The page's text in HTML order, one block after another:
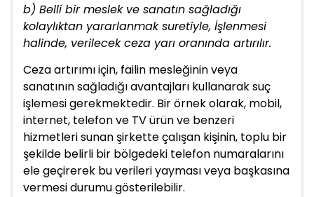
b) Belli bir meslek ve sanatın sağladığı
kolaylıktan yararlanmak suretiyle, İşlenmesi
halinde, verilecek ceza yarı oranında artırılır.
Ceza artırımı için, failin mesleğinin veya
sanatının sağladığı avantajları kullanarak suç
işlemesi gerekmektedir. Bir örnek olarak, mobil,
internet, telefon ve TV ürün ve benzeri
hizmetleri sunan şirkette çalışan kişinin, toplu bir
şekilde belirli bir bölgedeki telefon numaralarını
ele geçirerek bu verileri yayması veya başkasına
vermesi durumu gösterilebilir.